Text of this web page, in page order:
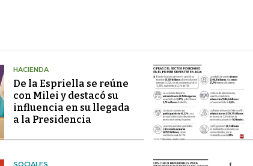
HACIENDA
De la Espriella se reúne
con Milei y destacó su
influencia en su llegada
a la Presidencia